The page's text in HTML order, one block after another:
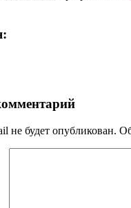
не будет опубликован.